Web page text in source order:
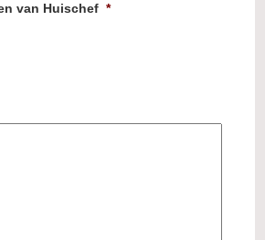
van Huischef *